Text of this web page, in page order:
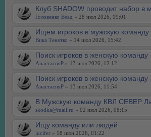
Клуб SHADOW проводит набор в
Головенко Влад » 28 июл 2026, 19:01
Ищем игроков в мужскую команду
Вика Тенетко » 14 июл 2026, 15:42
Поиск игроков в женскую команду
АнастасияР » 13 июл 2026, 12:12
Поиск игроков в женскую команду
АнастасияР » 13 июл 2026, 11:54
В Мужскую команду КВЛ СЕВЕР
skodka@mail.ru » 02 июл 2026, 08:15
Ищу команду или людей
lucifer » 18 июн 2026, 01:22